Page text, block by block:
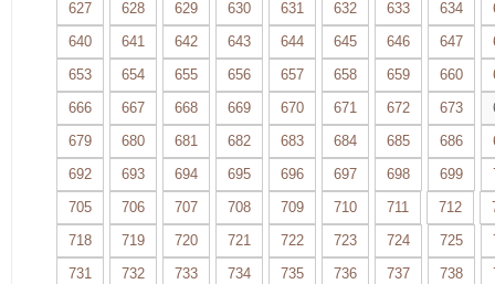
627
628 629 630 631 632 633 634
640
641 642 643 644 645 646 647
653
654 655 656 657 658 659 660
666
667 668 669 670 671 672 673
679
680 681 682 683 684 685 686
692
693 694 695 696 697 698 699
705
706 707 708 709 710 711 712
718
719 720 721 722 723 724 725
731
732 733 734 735 736 737 738